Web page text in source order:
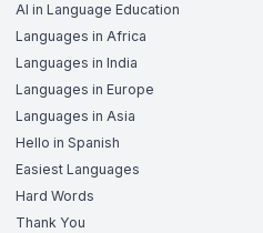
AI in Language Education
Languages in Africa
Languages in India
Languages in Europe
Languages in Asia
Hello in Spanish
Easiest Languages
Hard Words
Thank You